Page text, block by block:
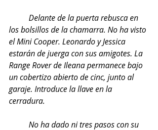
los bolsillos de la chamarra. No ha visto
el Mini Cooper. Leonardo y Jessica
estarán de juerga con sus amigotes. La
Range Rover de Ileana permanece bajo
un cobertizo abierto de cinc, junto al
garaje. Introduce la llave en la
cerradura.